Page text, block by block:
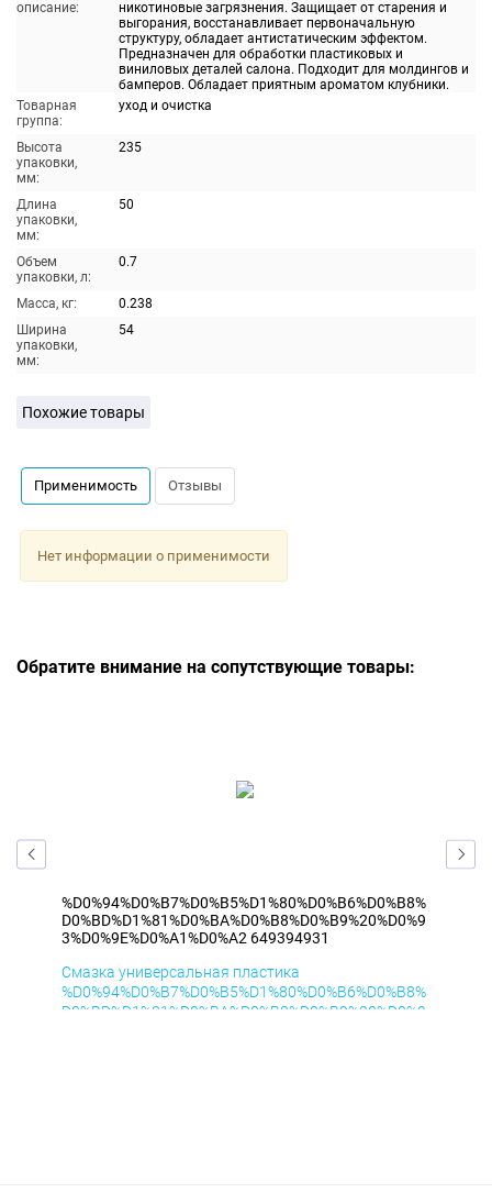
описание:
никотиновые загрязнения. Защищает от старения и
выгорания, восстанавливает первоначальную
структуру, обладает антистатическим эффектом.
Предназначен для обработки пластиковых и
виниловых деталей салона. Подходит для молдингов и
бамперов. Обладает приятным ароматом клубники.
Товарная
группа:
уход и очистка
Высота
упаковки,
мм:
235
Длина
упаковки,
мм:
50
Объем
упаковки, л:
0.7
Масса, кг:
0.238
Ширина
упаковки,
мм:
54
Похожие товары
Применимость Отзывы
Нет информации о применимости
Обратите внимание на сопутствующие товары:
%D0%94%D0%B7%D0%B5%D1%80%D0%B6%D0%B8%
D0%BD%D1%81%D0%BA%D0%B8%D0%B9%20%D0%9
3%D0%9E%D0%A1%D0%A2 649394931
Смазка универсальная пластика
%D0%94%D0%B7%D0%B5%D1%80%D0%B6%D0%B8%
D0%BD%D1%81%D0%BA%D0%B8%D0%B9%20%D0%9